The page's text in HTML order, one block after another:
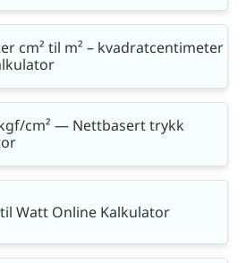
cm² til m² – kvadratcentimeter
cm² — Nettbasert trykk
Watt Online Kalkulator